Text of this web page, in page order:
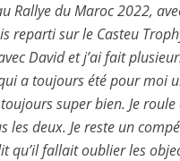
Rallye du Maroc 2022,
reparti sur le Casteu
David et j’ai fait
a toujours été pour moi
super bien. Je
les deux. Je reste un
qu’il fallait oublier les